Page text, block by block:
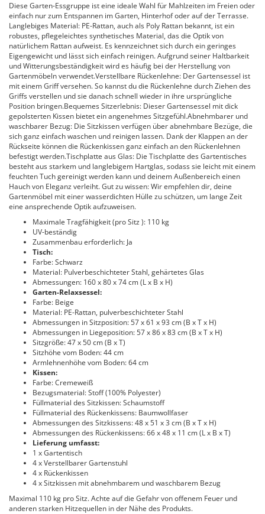
Diese Garten-Essgruppe ist eine ideale Wahl für Mahlzeiten im Freien oder
einfach nur zum Entspannen im Garten, Hinterhof oder auf der Terrasse.
Langlebiges Material: PE-Rattan, auch als Poly Rattan bekannt, ist ein
robustes, pflegeleichtes synthetisches Material, das die Optik von
natürlichem Rattan aufweist. Es kennzeichnet sich durch ein geringes
Eigengewicht und lässt sich einfach reinigen. Aufgrund seiner Haltbarkeit
und Witterungsbeständigkeit wird es häufig bei der Herstellung von
Gartenmöbeln verwendet.Verstellbare Rückenlehne: Der Gartensessel ist
mit einem Griff versehen. So kannst du die Rückenlehne durch Ziehen des
Griffs verstellen und sie danach schnell wieder in ihre ursprüngliche
Position bringen.Bequemes Sitzerlebnis: Dieser Gartensessel mit dick
gepolsterten Kissen bietet ein angenehmes Sitzgefühl.Abnehmbarer und
waschbarer Bezug: Die Sitzkissen verfügen über abnehmbare Bezüge, die
sich ganz einfach waschen und reinigen lassen. Dank der Klappen an der
Rückseite können die Rückenkissen ganz einfach an den Rückenlehnen
befestigt werden.Tischplatte aus Glas: Die Tischplatte des Gartentisches
besteht aus starkem und langlebigem Hartglas, sodass sie leicht mit einem
feuchten Tuch gereinigt werden kann und deinem Außenbereich einen
Hauch von Eleganz verleiht. Gut zu wissen: Wir empfehlen dir, deine
Gartenmöbel mit einer wasserdichten Hülle zu schützen, um lange Zeit
eine ansprechende Optik aufzuweisen.
Maximale Tragfähigkeit (pro Sitz ): 110 kg
UV-beständig
Zusammenbau erforderlich: Ja
Tisch:
Farbe: Schwarz
Material: Pulverbeschichteter Stahl, gehärtetes Glas
Abmessungen: 160 x 80 x 74 cm (L x B x H)
Garten-Relaxsessel:
Farbe: Beige
Material: PE-Rattan, pulverbeschichteter Stahl
Abmessungen in Sitzposition: 57 x 61 x 93 cm (B x T x H)
Abmessungen in Liegeposition: 57 x 86 x 83 cm (B x T x H)
Sitzgröße: 47 x 50 cm (B x T)
Sitzhöhe vom Boden: 44 cm
Armlehnenhöhe vom Boden: 64 cm
Kissen:
Farbe: Cremeweiß
Bezugsmaterial: Stoff (100% Polyester)
Füllmaterial des Sitzkissen: Schaumstoff
Füllmaterial des Rückenkissens: Baumwollfaser
Abmessungen des Sitzkissens: 48 x 51 x 3 cm (B x T x H)
Abmessungen des Rückenkissens: 66 x 48 x 11 cm (L x B x T)
Lieferung umfasst:
1 x Gartentisch
4 x Verstellbarer Gartenstuhl
4 x Rückenkissen
4 x Sitzkissen mit abnehmbarem und waschbarem Bezug
Maximal 110 kg pro Sitz. Achte auf die Gefahr von offenem Feuer und
anderen starken Hitzequellen in der Nähe des Produkts.